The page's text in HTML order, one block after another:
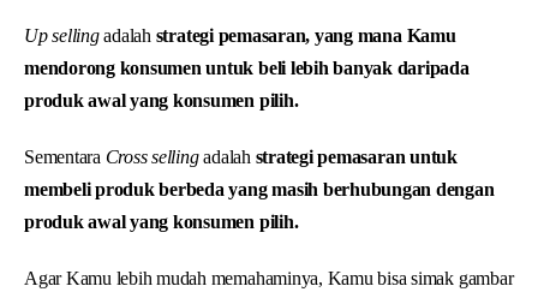
Up sellingadalah strategi pemasaran, yang mana Kamu
mendorong konsumen untuk beli lebih banyak daripada
produk awal yang konsumen pilih.
Sementara Cross sellingadalah strategi pemasaran untuk
membeli produk berbeda yang masih berhubungan dengan
produk awal yang konsumen pilih.
Agar Kamu lebih mudah memahaminya, Kamu bisa simak gambar